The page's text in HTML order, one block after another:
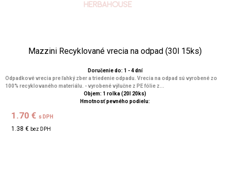
Mazzini Recyklované vrecia na odpad (30l 15ks)
Doručenie do: 1 - 4 dní
Odpadkové vrecia pre ľahký zber a triedenie odpadu. Vrecia na odpad sú vyrobené zo
100% recyklovaného materiálu. - vyrobené výlučne z PE fólie z...
Objem: 1 rolka (20l 20ks)
Hmotnosť pevného podielu:
1.70 € s DPH
1.38 € bez DPH